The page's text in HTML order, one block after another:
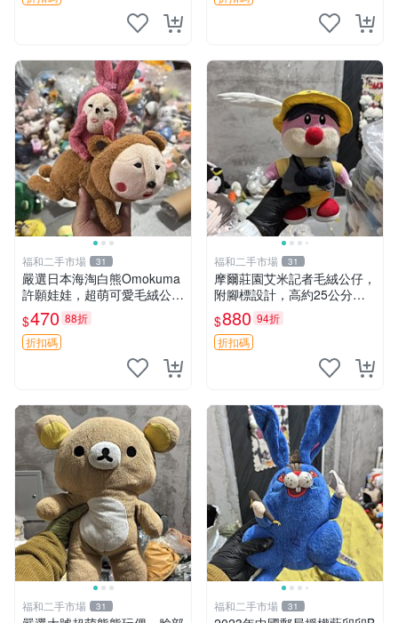
福和二手市場 31
嚴選日本海淘白熊Omokuma
許願娃娃，超萌可愛毛絨公仔
推薦收藏 白熊 Omokuma 毛
絨玩具 偽裝娃娃 玩具擺飾
$470 88折
折扣碼
福和二手市場 31
摩爾莊園艾米記者毛絨公仔，
附腳標設計，高約25公分，
全新未拆封，限量珍藏。艾米
記者 毛絨公仔 超萌玩偶
$880 94折
折扣碼
福和二手市場 31 福和二手市場 31